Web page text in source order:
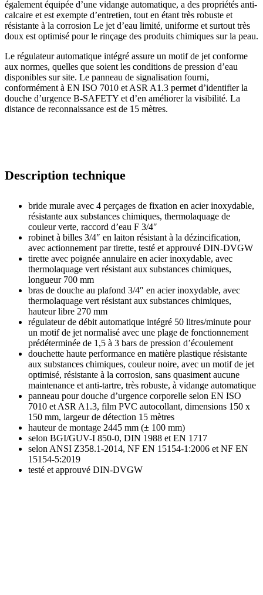
également équipée d’une vidange automatique, a des propriétés anti-
calcaire et est exempte d’entretien, tout en étant très robuste et
résistante à la corrosion Le jet d’eau limité, uniforme et surtout très
doux est optimisé pour le rinçage des produits chimiques sur la peau.
Le régulateur automatique intégré assure un motif de jet conforme
aux normes, quelles que soient les conditions de pression d’eau
disponibles sur site. Le panneau de signalisation fourni,
conformément à EN ISO 7010 et ASR A1.3 permet d’identifier la
douche d’urgence B-SAFETY et d’en améliorer la visibilité. La
distance de reconnaissance est de 15 mètres.
Description technique
bride murale avec 4 perçages de fixation en acier inoxydable,
résistante aux substances chimiques, thermolaquage de
couleur verte, raccord d’eau F 3/4″
robinet à billes 3/4″ en laiton résistant à la dézincification,
avec actionnement par tirette, testé et approuvé DIN-DVGW
tirette avec poignée annulaire en acier inoxydable, avec
thermolaquage vert résistant aux substances chimiques,
longueur 700 mm
bras de douche au plafond 3/4″ en acier inoxydable, avec
thermolaquage vert résistant aux substances chimiques,
hauteur libre 270 mm
régulateur de débit automatique intégré 50 litres/minute pour
un motif de jet normalisé avec une plage de fonctionnement
prédéterminée de 1,5 à 3 bars de pression d’écoulement
douchette haute performance en matière plastique résistante
aux substances chimiques, couleur noire, avec un motif de jet
optimisé, résistante à la corrosion, sans quasiment aucune
maintenance et anti-tartre, très robuste, à vidange automatique
panneau pour douche d’urgence corporelle selon EN ISO
7010 et ASR A1.3, film PVC autocollant, dimensions 150 x
150 mm, largeur de détection 15 mètres
hauteur de montage 2445 mm (± 100 mm)
selon BGI/GUV-I 850-0, DIN 1988 et EN 1717
selon ANSI Z358.1-2014, NF EN 15154-1:2006 et NF EN
15154-5:2019
testé et approuvé DIN-DVGW